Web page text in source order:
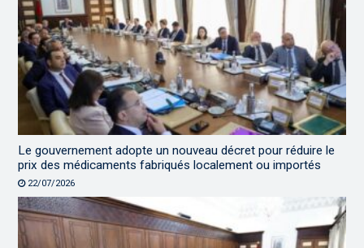
Le gouvernement adopte un nouveau décret pour réduire le
prix des médicaments fabriqués localement ou importés
22/07/2026